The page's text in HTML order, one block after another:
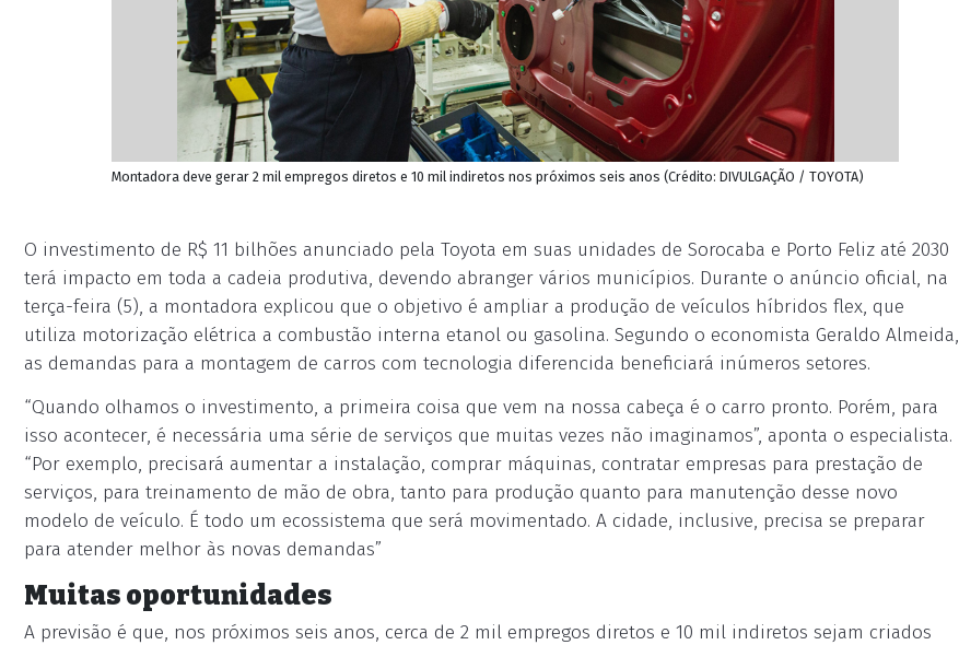
Montadora deve gerar 2 mil empregos diretos e 10 mil indiretos nos próximos seis anos (Crédito: DIVULGAÇÃO / TOYOTA)
O investimento de R$ 11 bilhões anunciado pela Toyota em suas unidades de Sorocaba e Porto Feliz até 2030
terá impacto em toda a cadeia produtiva, devendo abranger vários municípios. Durante o anúncio oficial, na
terça-feira (5), a montadora explicou que o objetivo é ampliar a produção de veículos híbridos flex, que
utiliza motorização elétrica a combustão interna etanol ou gasolina. Segundo o economista Geraldo Almeida,
as demandas para a montagem de carros com tecnologia diferencida beneficiará inúmeros setores.
“Quando olhamos o investimento, a primeira coisa que vem na nossa cabeça é o carro pronto. Porém, para
isso acontecer, é necessária uma série de serviços que muitas vezes não imaginamos”, aponta o especialista.
“Por exemplo, precisará aumentar a instalação, comprar máquinas, contratar empresas para prestação de
serviços, para treinamento de mão de obra, tanto para produção quanto para manutenção desse novo
modelo de veículo. É todo um ecossistema que será movimentado. A cidade, inclusive, precisa se preparar
para atender melhor às novas demandas”
Muitas oportunidades
A previsão é que, nos próximos seis anos, cerca de 2 mil empregos diretos e 10 mil indiretos sejam criados